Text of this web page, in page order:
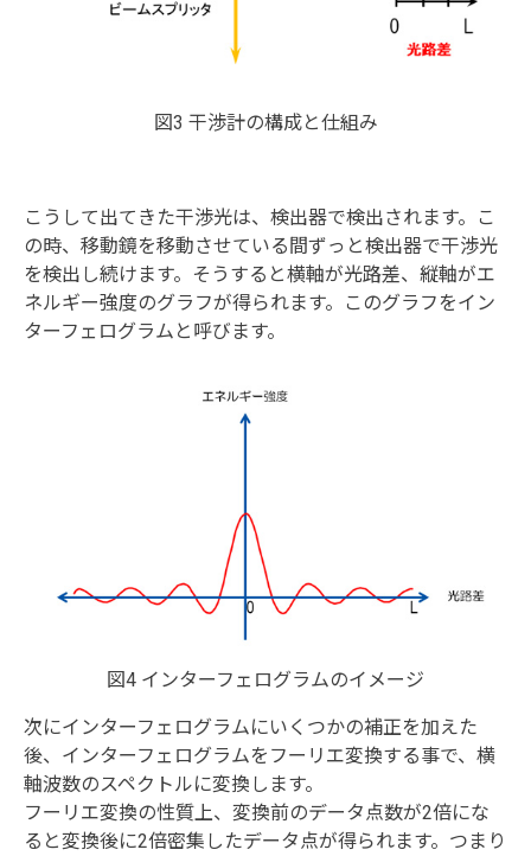
図3 干渉計の構成と仕組み
こうして出てきた干渉光は、検出器で検出されます。こ
の時、移動鏡を移動させている間ずっと検出器で干渉光
を検出し続けます。そうすると横軸が光路差、縦軸がエ
ネルギー強度のグラフが得られます。このグラフをイン
ターフェログラムと呼びます。
図4 インターフェログラムのイメージ
次にインターフェログラムにいくつかの補正を加えた
後、インターフェログラムをフーリエ変換する事で、横
軸波数のスペクトルに変換します。
フーリエ変換の性質上、変換前のデータ点数が2倍にな
ると変換後に2倍密集したデータ点が得られます。つまり